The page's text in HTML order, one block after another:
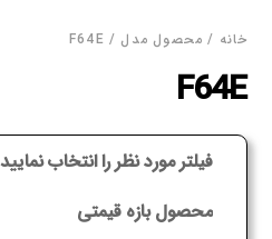
خانه / محصول مدل / F64E
F64E
فیلتر مورد نظر را انتخاب نمایید
محصول بازه قیمتی